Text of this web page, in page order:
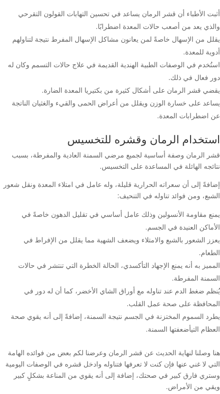
أثبت الأطباء أن قشر الرمان يساعد في تحسين التهابات القولون التقرحي
والذي يعد من أصعب حالات المعدة اضطرابًا.
يقلل من الإسهال خاصةً لمن يعانون مشاكل الإسهال المفرط نتيجة لتناولهم
أدوية للمعدة.
استُخدم في الوصفات الطبية الهندية القديمة في علاج حالات التسمم وكان له
دور فعال في ذلك.
يقضي قشر الرمان على أشكال كثيرة من بكتيريا المعدة الضارة.
يساعد على خسارة الوزن ويقلل من أعراض الحمى والقيء والغثيان الناتجة
عن اضطرابات المعدة.
استخدام الرمان وقشره للتخسيس
قشر الرمان وصفة أساسية لجميع مرضي السمنة العادية والمفرطة، بسبب
نتائجه الهائلة في المساعدة على التخسيس.
إضافةً إلى أن سعراته الحرارية قليلة، وله عامل في امتلاء المعدة ونقل شعور
الشبع، ومن فوائد تناوله في التنحيف:
يمنع مقاومة الأنسولين وذلك عامل أساسي في تقليل الدهون خاصةً في
الأماكن العنيدة في الجسم.
يعزز الشعور بالشبع والامتلاء ويضعف الشهية مما يقلل من الإفراط في
الطعام.
المميز به أنه يمنع الإجهاد التأكسدي، الحالة الخطرة التي تنتشر في حالات
السمنة المفرطة.
يُنظم ضغط الدم عند تناوله مع أوراق الشاي الأخضر، كما أن له دور في
المحافظة على صحة عمل القلب.
يطرد السموم المختزنة في الجسم نتيجة السمنة، إضافةً إلى أنه يقوي صحة
العظام التيأضعفتها السمنة.
هنا وصلنا لنهاية الحديث عن قشر الرمان وعرضنا لكم بعض من فوائده الهامة
التي لا غني عنها فإن كنت لا تعرفها فتناوله وادخل قشره في الوصفات اليومية
وستري فارق كبير في صحتك، إضافة إلى أنه يقوي من المناعة بشكلٍ كبير
ويقي من الأمراض.